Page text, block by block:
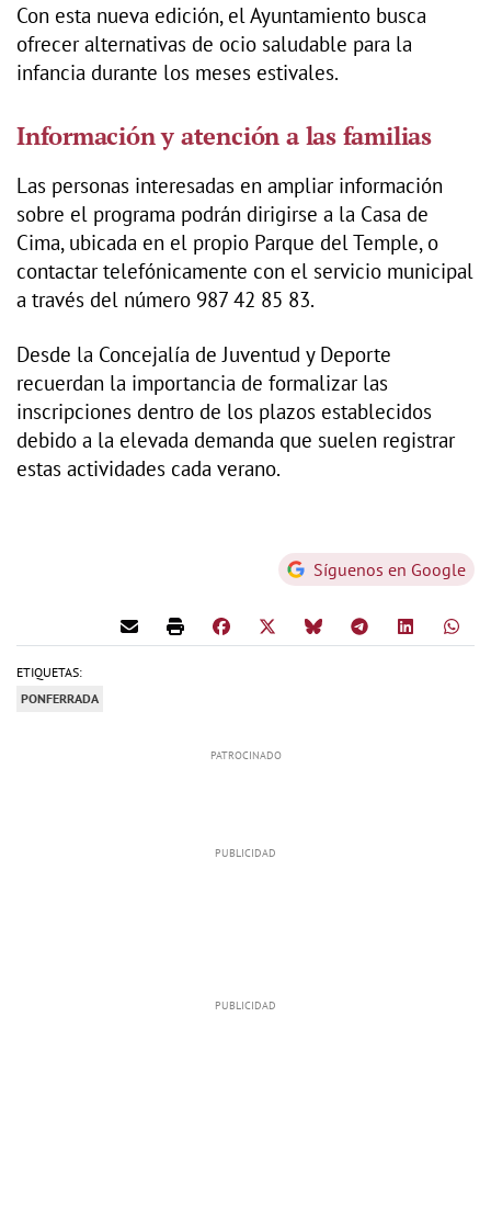
Con esta nueva edición, el Ayuntamiento busca
ofrecer alternativas de ocio saludable para la
infancia durante los meses estivales.
Información y atención a las familias
Las personas interesadas en ampliar información
sobre el programa podrán dirigirse a la Casa de
Cima, ubicada en el propio Parque del Temple, o
contactar telefónicamente con el servicio municipal
a través del número 987 42 85 83.
Desde la Concejalía de Juventud y Deporte
recuerdan la importancia de formalizar las
inscripciones dentro de los plazos establecidos
debido a la elevada demanda que suelen registrar
estas actividades cada verano.
Síguenos en Google
ETIQUETAS:
PONFERRADA